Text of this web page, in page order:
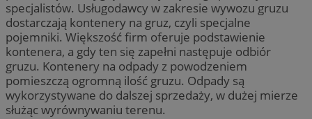
specjalistów. Usługodawcy w zakresie wywozu gruzu
dostarczają kontenery na gruz, czyli specjalne
pojemniki. Większość firm oferuje podstawienie
kontenera, a gdy ten się zapełni następuje odbiór
gruzu. Kontenery na odpady z powodzeniem
pomieszczą ogromną ilość gruzu. Odpady są
wykorzystywane do dalszej sprzedaży, w dużej mierze
służąc wyrównywaniu terenu.